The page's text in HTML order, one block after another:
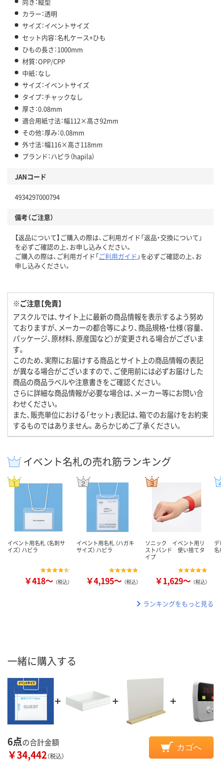
カラー：透明
サイズ：イベントサイズ
セット内容：名札ケース+ひも
ひもの長さ：1000mm
材質：OPP/CPP
中紙：なし
サイズ：イベントサイズ
タイプ：チャックなし
厚さ：0.08mm
適合用紙寸法：幅112×高さ92mm
その他：厚み：0.08mm
外寸法：幅116×高さ118mm
ブランド：ハピラ（hapila）
JANコード
4934297000794
備考（ご注意）
【返品について】ご購入の際は、ご利用ガイド「返品・交換について」
を必ずご確認の上、お申し込みください。
ご購入の際は、ご利用ガイド「ご利用ガイド 」を必ずご確認の上、お
申し込みください。
※ご注意【免責】
アスクルでは、サイト上に最新の商品情報を表示するよう努め
ておりますが、メーカーの都合等により、商品規格・仕様（容量、
パッケージ、原材料、原産国など）が変更される場合がございま
す。
このため、実際にお届けする商品とサイト上の商品情報の表記
が異なる場合がございますので、ご使用前には必ずお届けした
商品の商品ラベルや注意書きをご確認ください。
さらに詳細な商品情報が必要な場合は、メーカー等にお問い合
わせください。
また、販売単位における「セット」表記は、箱でのお届けをお約束
するものではありません。あらかじめご了承ください。
イベント名札の売れ筋ランキング
イベント用名札 （名刺サ
イズ） ハピラ
￥418～ （税込）
イベント用名札 （ハガキ
サイズ） ハピラ
￥4,195～ （税込）
ソニック イベント用リ
ストバンド 使い捨てタ
イプ
￥1,629～ （税込）
名
ランキングをもっと見る
一緒に購入する
6点の合計金額
￥34,442（税込）
カゴへ